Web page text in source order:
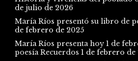
de julio de 2026
María Ríos presentó su libro de
de febrero de 2025
María Ríos presenta hoy 1 de
poesía Recuerdos 1 de febrero de